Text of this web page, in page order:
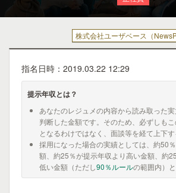
株式会社ユーザベース（
指名日時：2019.03.22 12:29
提示年収とは？
あなたのレジュメの内容から読み取った
判断した金額です。そのため、必ずしも
となるわけではなく、面談等を経て上下す
採用になった場合の実績としては、約50
額、約25％が提示年収より高い金額、約
低い金額（ただし90％ルールの範囲内）